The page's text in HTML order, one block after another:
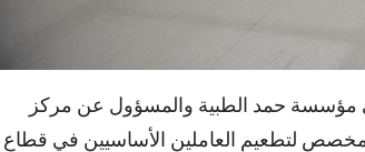
مؤسسة حمد الطبية والمسؤول عن مركز
مخصص لتطعيم العاملين الأساسيين في قطاع